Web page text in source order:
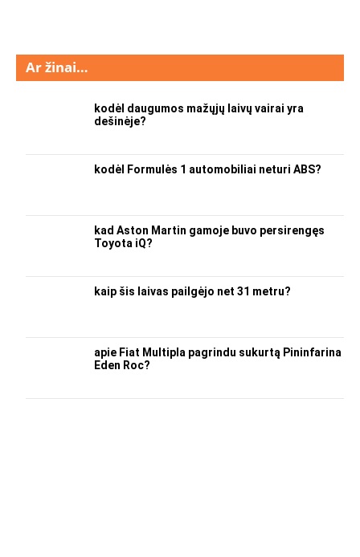
Ar žinai…
kodėl daugumos mažųjų laivų vairai yra
dešinėje?
kodėl Formulės 1 automobiliai neturi ABS?
kad Aston Martin gamoje buvo persirengęs
Toyota iQ?
kaip šis laivas pailgėjo net 31 metru?
apie Fiat Multipla pagrindu sukurtą Pininfarina
Eden Roc?